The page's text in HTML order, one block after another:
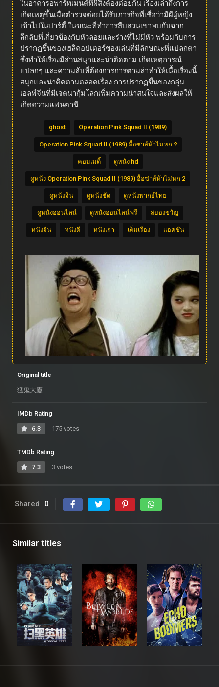
ในอาคารอพาร์ทเมนต์ที่ผีสิงต้องต่อยกัน เรื่องเล่าถึงการ
เกิดเหตุขึ้นเมื่อตำรวจต่อยได้รับภารกิจที่เชื่อว่ามีผีผู้หญิง
เข้าไปในปาร์ตี้ ในขณะที่ทำการสืบสวนเขาพบกับฉาก
ลึกลับที่เกี่ยวข้องกับหัวลอยและร่างที่ไม่มีหัว พร้อมกับการ
ปรากฏขึ้นของเฮลิคอปเตอร์ของเล่นที่มีลักษณะที่แปลกตา
ซึ่งทำให้เรื่องมีส่วนสนุกและน่าติดตาม เกิดเหตุการณ์
แปลกๆ และความลับที่ต้องการการตามล่าทำให้เนื้อเรื่องนี้
สนุกและน่าติดตามตลอดเรื่อง การปรากฏขึ้นของกลุ่ม
เอลฟ์จีนที่มีเจตนากุ้มโลกเพิ่มความน่าสนใจและส่งผลให้
เกิดความแฟนตาซี
ghost Operation Pink Squad II (1989)
Operation Pink Squad II (1989) อื้อซ่าส์ห้าไม่หก 2
คอมเมดี้ ดูหนัง hd
ดูหนัง Operation Pink Squad II (1989) อื้อซ่าส์ห้าไม่หก 2
ดูหนังจีน ดูหนังชัด ดูหนังพากย์ไทย
ดูหนังออนไลน์ ดูหนังออนไลน์ฟรี สยองขวัญ
หนังจีน หนังดี หนังเก่า เต็มเรื่อง แอคชั่น
Original title
猛鬼大廈
IMDb Rating
6.3 175 votes
TMDb Rating
7.3 3 votes
Shared 0
Similar titles